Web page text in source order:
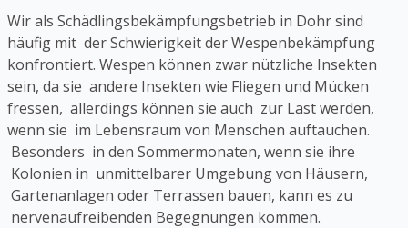
Wir als Schädlingsbekämpfungsbetrieb in Dohr sind
häufig mit der Schwierigkeit der Wespenbekämpfung
konfrontiert. Wespen können zwar nützliche Insekten
sein, da sie andere Insekten wie Fliegen und Mücken
fressen, allerdings können sie auch zur Last werden,
wenn sie im Lebensraum von Menschen auftauchen.
Besonders in den Sommermonaten, wenn sie ihre
Kolonien in unmittelbarer Umgebung von Häusern,
Gartenanlagen oder Terrassen bauen, kann es zu
nervenaufreibenden Begegnungen kommen.